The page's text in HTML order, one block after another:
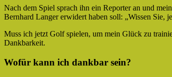
Nach dem Spiel sprach ihn ein Reporter an und
Bernhard Langer erwidert haben soll: „Wissen Sie,
Muss ich jetzt Golf spielen, um mein Glück zu
Dankbarkeit.
Wofür kann ich dankbar sein?